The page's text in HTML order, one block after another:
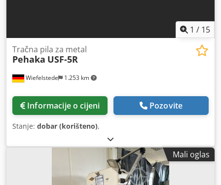
1 / 15
Wiefelstede 1.253 km
Tračna pila za metal
Pehaka USF-5R
Informacije o cijeni Pozovite
Stanje: dobar (korišteno),
Mali oglas